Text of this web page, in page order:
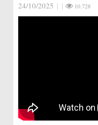
24/10/2025 | | 10.728